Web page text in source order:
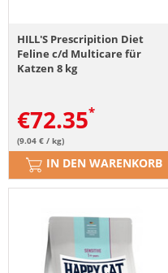
HILL'S Prescripition Diet
Feline c/d Multicare für
Katzen 8 kg
€72.35
(9.04 € / kg)
IN DEN WARENKORB